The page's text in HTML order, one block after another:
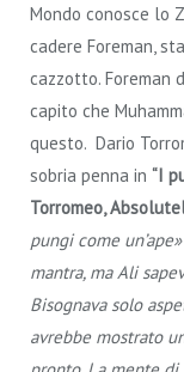
Mondo conosce lo
cadere Foreman,
cazzotto. Foreman
capito che
questo. Dario
sobria penna in “I
Torromeo,
pungi come
mantra, ma Ali
Bisognava solo
avrebbe mostrato